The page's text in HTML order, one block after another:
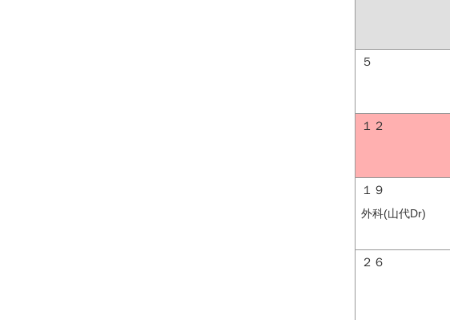
５
１２
１９
外科(山代Dr)
２６